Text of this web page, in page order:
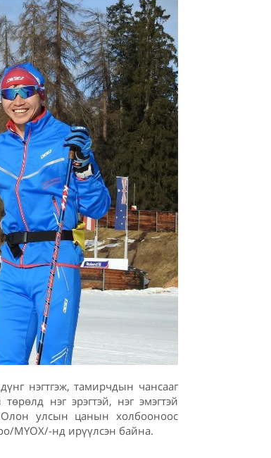
нэгтгэж, тамирчдын чансааг
нэг эрэгтэй, нэг эмэгтэй
улсын цанын холбооноос
МҮОХ/-нд ирүүлсэн байна.